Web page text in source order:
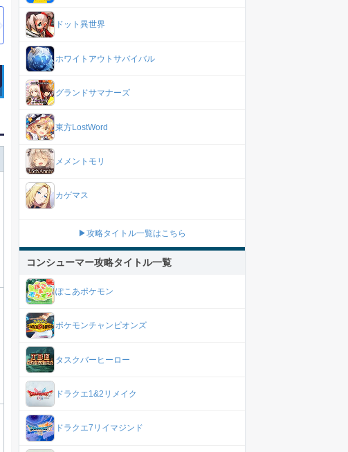
ドット異世界
ホワイトアウトサバイバル
グランドサマナーズ
東方LostWord
メメントモリ
カゲマス
▶攻略タイトル一覧はこちら
コンシューマー攻略タイトル一覧
ぽこあポケモン
ポケモンチャンピオンズ
タスクバーヒーロー
ドラクエ1&2リメイク
ドラクエ7リイマジンド